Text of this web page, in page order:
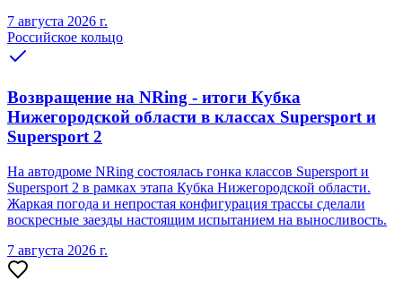
7 августа 2026 г.
Российское кольцо
Возвращение на NRing - итоги Кубка
Нижегородской области в классах Supersport и
Supersport 2
На автодроме NRing состоялась гонка классов Supersport и
Supersport 2 в рамках этапа Кубка Нижегородской области.
Жаркая погода и непростая конфигурация трассы сделали
воскресные заезды настоящим испытанием на выносливость.
7 августа 2026 г.